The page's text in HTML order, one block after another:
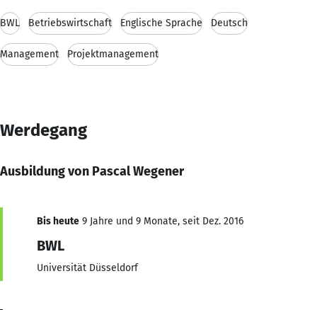
BWL Betriebswirtschaft Englische Sprache Deutsch
Management Projektmanagement
Werdegang
Ausbildung von Pascal Wegener
Bis heute 9 Jahre und 9 Monate, seit Dez. 2016
BWL
Universität Düsseldorf